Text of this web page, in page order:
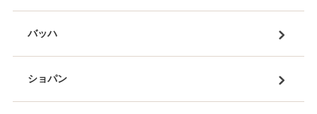
バッハ
ショパン